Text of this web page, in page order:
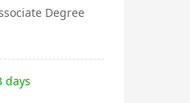
Degree
days